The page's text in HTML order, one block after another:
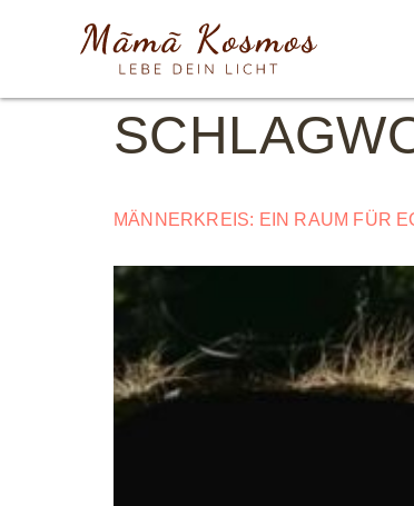
MÄNNERKREIS: EIN RAUM FÜR